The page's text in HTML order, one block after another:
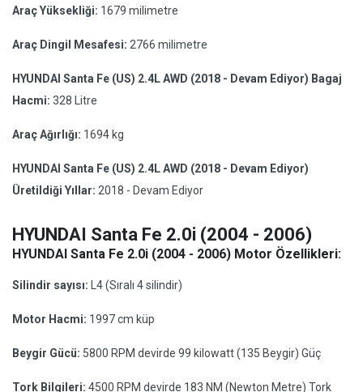
Araç Yüksekliği: 1679 milimetre
Araç Dingil Mesafesi: 2766 milimetre
HYUNDAI Santa Fe (US) 2.4L AWD (2018 - Devam Ediyor) Bagaj
Hacmi: 328 Litre
Araç Ağırlığı: 1694 kg
HYUNDAI Santa Fe (US) 2.4L AWD (2018 - Devam Ediyor)
Üretildiği Yıllar: 2018 - Devam Ediyor
HYUNDAI Santa Fe 2.0i (2004 - 2006)
HYUNDAI Santa Fe 2.0i (2004 - 2006) Motor Özellikleri:
Silindir sayısı: L4 (Sıralı 4 silindir)
Motor Hacmi: 1997 cm küp
Beygir Gücü: 5800 RPM devirde 99 kilowatt (135 Beygir) Güç
Tork Bilgileri: 4500 RPM devirde 183 NM (Newton Metre) Tork